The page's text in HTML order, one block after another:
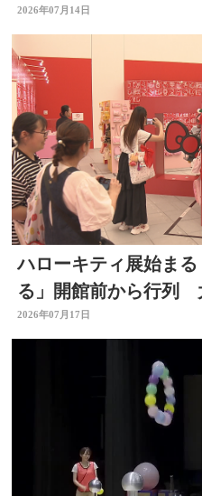
に
2026年07月14日
ハローキティ展始ま
る」開館前から行列
23日まで
2026年07月17日